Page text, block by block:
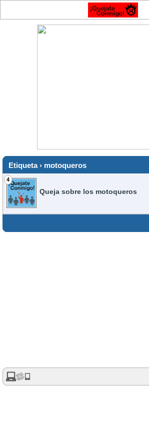
Etiqueta › motoqueros
4
Queja sobre los motoqueros